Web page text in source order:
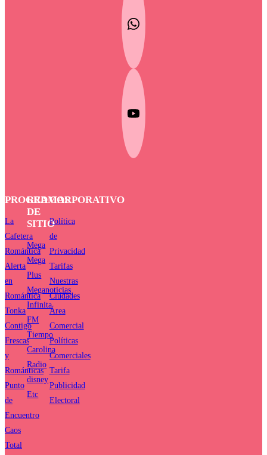
PROGRAMAS
La
Cafetera
Romántica
Alerta
en
Romántica
Tonka
Contigo
Frescas
y
Románticas
Punto
de
Encuentro
Caos
Total
RED
DE
SITIO
Mega
Mega
Plus
Meganoticias
Infinita
FM
Tiempo
Carolina
Radio
disney
Etc
CORPORATIVO
Política
de
Privacidad
Tarifas
Nuestras
Ciudades
Área
Comercial
Políticas
Comerciales
Tarifa
Publicidad
Electoral